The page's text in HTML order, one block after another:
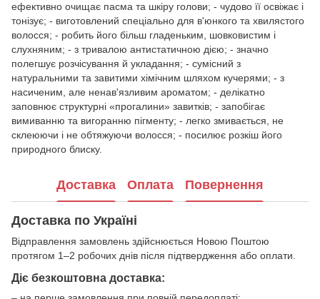
ефективно очищає пасма та шкіру голови; - чудово її освіжає і
тонізує; - виготовлений спеціально для в'юнкого та хвилястого
волосся; - робить його більш гладеньким, шовковистим і
слухняним; - з тривалою антистатичною дією; - значно
полегшує розчісування й укладання; - сумісний з
натуральними та завитими хімічним шляхом кучерями; - з
насиченим, але ненав'язливим ароматом; - делікатно
заповнює структурні «прогалини» завитків; - запобігає
вимиванню та вигоранню пігменту; - легко змивається, не
склеюючи і не обтяжуючи волосся; - посилює розкіш його
природного блиску.
Доставка Оплата Повернення
Доставка по Україні
Відправлення замовлень здійснюється Новою Поштою
протягом 1–2 робочих днів після підтвердження або оплати.
Діє безкоштовна доставка: